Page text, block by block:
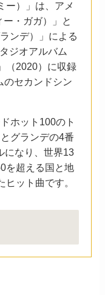
ー）」は、アメ
・ガガ）」と
ンデ）」による
ジオアルバム
（2020）に収録
のセカンドシン
ホット100のト
グランデの4番
になり、世界13
を超える国と地
ット曲です。